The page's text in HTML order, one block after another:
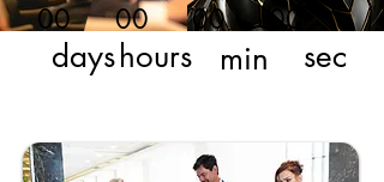
00
days
00
hours
00
min
00
sec